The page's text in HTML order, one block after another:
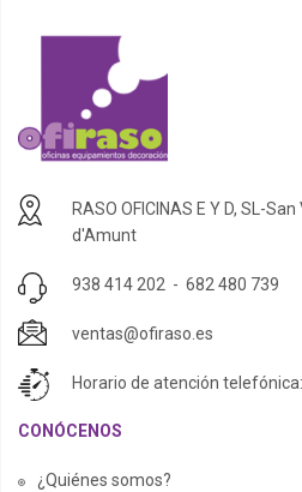
RASO OFICINAS E Y D, SL-
d'Amunt
938 414 202 - 682 480 739
ventas@ofiraso.es
Horario de atención
CONÓCENOS
¿Quiénes somos?